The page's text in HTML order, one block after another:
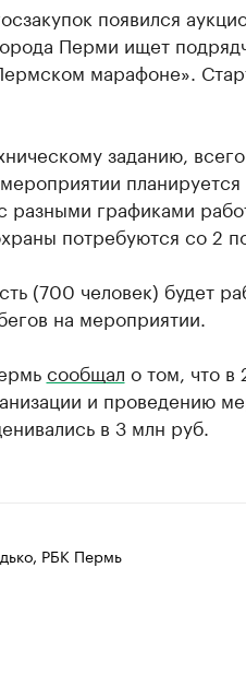
появился
Перми ищет
марафоне».
заданию,
разными графиками
потребуются со 2
(700 человек) будет
на мероприятии.
сообщал о том, что в
и проведению
в 3 млн руб.
РБК Пермь